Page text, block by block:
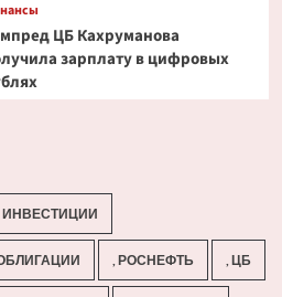
ЦБ Кахруманова
зарплату в цифровых
ИНВЕСТИЦИИ
, РОСНЕФТЬ , ЦБ